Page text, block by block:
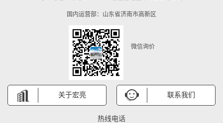
国内运营部：山东省济南市高新区
微信询价
关于宏亮 联系我们
热线电话